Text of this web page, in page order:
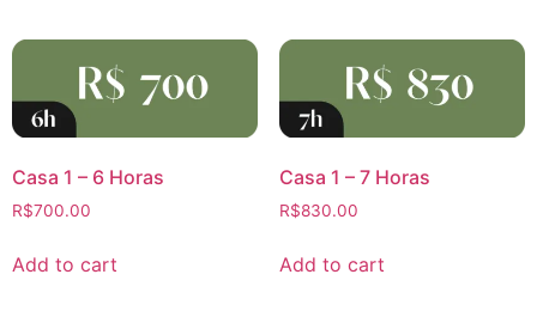
Casa 1 – 6 Horas
R$700.00
Add to cart
Casa 1 – 7 Horas
R$830.00
Add to cart